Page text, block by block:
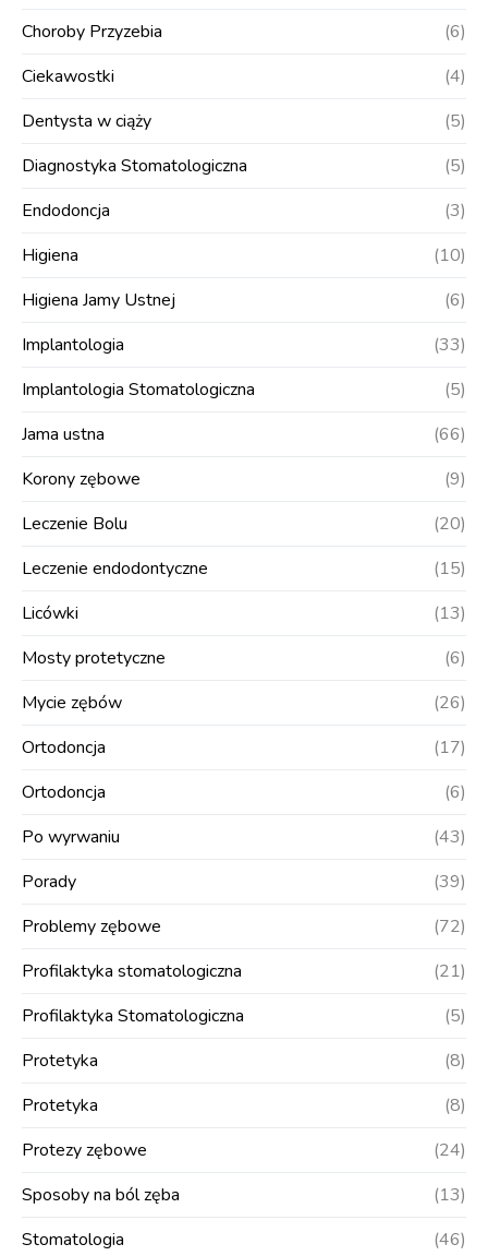
Choroby Przyzebia
(6)
Ciekawostki
(4)
Dentysta w ciąży
(5)
Diagnostyka Stomatologiczna
(5)
Endodoncja
(3)
Higiena
(10)
Higiena Jamy Ustnej
(6)
Implantologia
(33)
Implantologia Stomatologiczna
(5)
Jama ustna
(66)
Korony zębowe
(9)
Leczenie Bolu
(20)
Leczenie endodontyczne
(15)
Licówki
(13)
Mosty protetyczne
(6)
Mycie zębów
(26)
Ortodoncja
(17)
Ortodoncja
(6)
Po wyrwaniu
(43)
Porady
(39)
Problemy zębowe
(72)
Profilaktyka stomatologiczna
(21)
Profilaktyka Stomatologiczna
(5)
Protetyka
(8)
Protetyka
(8)
Protezy zębowe
(24)
Sposoby na ból zęba
(13)
Stomatologia
(46)